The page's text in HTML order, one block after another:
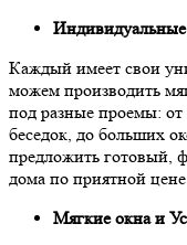
Каждый имеет свои
можем производить
под разные проемы:
беседок, до больших
предложить готовый,
дома по приятной
Мягкие окна и